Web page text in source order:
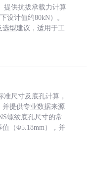
提供抗拔承载力计算
设计值约80kN）。
选型建议，适用于工
准尺寸及底孔计算，
提供专业数据来源
螺纹底孔尺寸的常
值（Φ5.18mm），并